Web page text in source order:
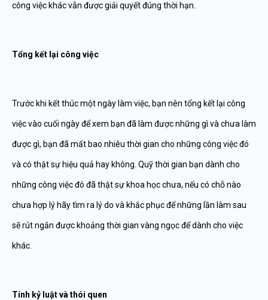
công việc khác vẫn được giải quyết đúng thời hạn.
Tổng kết lại công việc
Trước khi kết thúc một ngày làm việc, bạn nên tổng kết lại công
việc vào cuối ngày để xem bạn đã làm được những gì và chưa làm
được gì, bạn đã mất bao nhiêu thời gian cho những công việc đó
và có thật sự hiệu quả hay không. Quỹ thời gian bạn dành cho
những công việc đó đã thật sự khoa học chưa, nếu có chỗ nào
chưa hợp lý hãy tìm ra lý do và khắc phục để những lần làm sau
sẽ rút ngắn được khoảng thời gian vàng ngọc để dành cho việc
khác.
Tính kỷ luật và thói quen